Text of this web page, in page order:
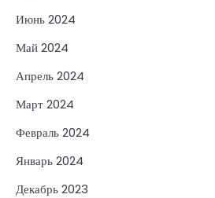
Июнь 2024
Май 2024
Апрель 2024
Март 2024
Февраль 2024
Январь 2024
Декабрь 2023